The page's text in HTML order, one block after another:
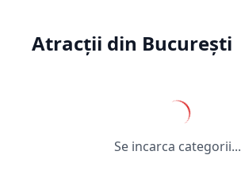
Atracții din București
Se incarca categorii...